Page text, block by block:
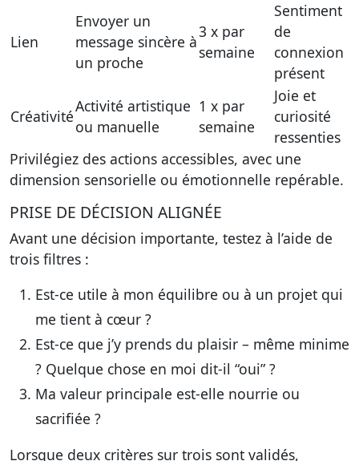
Lien
Envoyer un
message sincère à
un proche
3 x par
semaine
Sentiment
de
connexion
présent
Créativité
Activité artistique
ou manuelle
1 x par
semaine
Joie et
curiosité
ressenties
Privilégiez des actions accessibles, avec une
dimension sensorielle ou émotionnelle repérable.
PRISE DE DÉCISION ALIGNÉE
Avant une décision importante, testez à l’aide de
trois filtres :
Est-ce utile à mon équilibre ou à un projet qui
me tient à cœur ?
Est-ce que j’y prends du plaisir – même minime
? Quelque chose en moi dit-il “oui” ?
Ma valeur principale est-elle nourrie ou
sacrifiée ?
Lorsque deux critères sur trois sont validés,